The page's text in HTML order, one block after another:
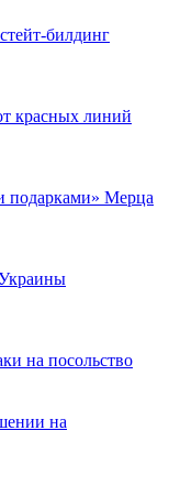
билдинг
красных линий
подарками» Мерца
на посольство
на